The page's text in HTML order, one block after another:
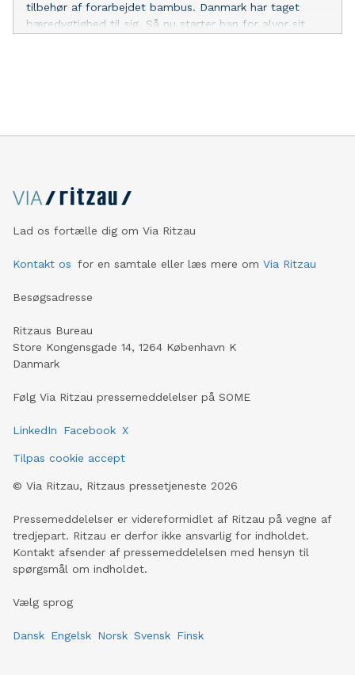
tilbehør af forarbejdet bambus. Danmark har taget
bæredygtighed til sig. Så nu starter han for alvor sit
Lad os fortælle dig om Via Ritzau
Kontakt os for en samtale eller læs mere om Via Ritzau
Besøgsadresse
Ritzaus Bureau
Store Kongensgade 14, 1264 København K
Danmark
Følg Via Ritzau pressemeddelelser på SOME
LinkedIn Facebook X
Tilpas cookie accept
© Via Ritzau, Ritzaus pressetjeneste 2026
Pressemeddelelser er videreformidlet af Ritzau på vegne af
tredjepart. Ritzau er derfor ikke ansvarlig for indholdet.
Kontakt afsender af pressemeddelelsen med hensyn til
spørgsmål om indholdet.
Vælg sprog
Dansk Engelsk Norsk Svensk Finsk